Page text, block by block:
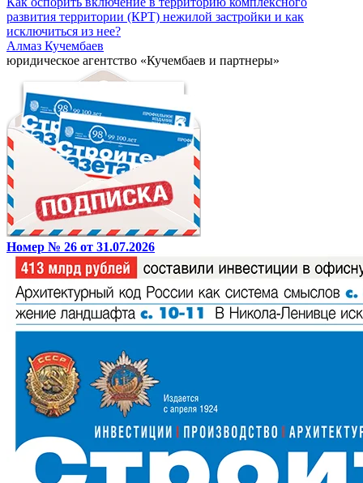
развития территории (КРТ) нежилой застройки и как
исключиться из нее?
Алмаз Кучембаев
юридическое агентство «Кучембаев и партнеры»
Номер № 26 от 31.07.2026